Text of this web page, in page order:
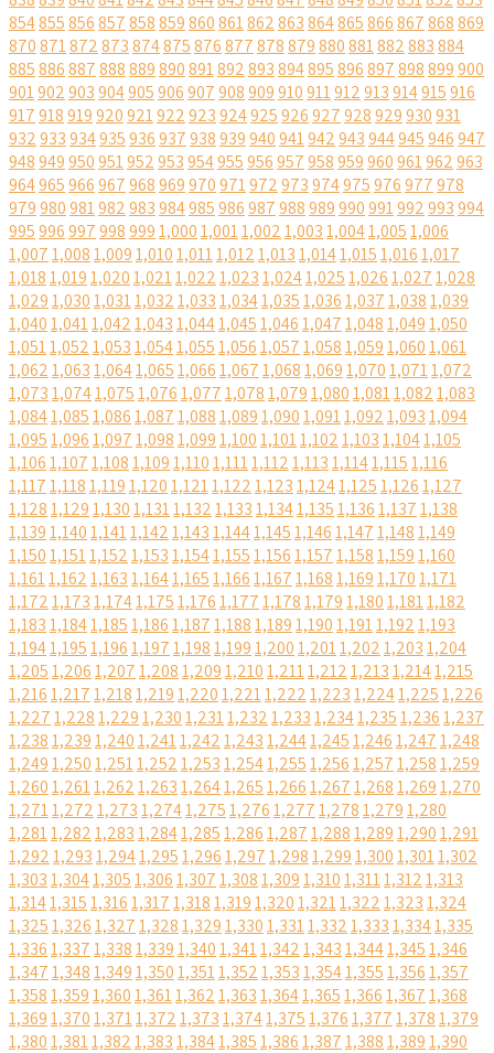
854855856857858859860861862863864865866867868869
870871872873874875876877878879880881882883884
885886887888889890891892893894895896897898899900
901902903904905906907908909910911912913914915916
917918919920921922923924925926927928929930931
932933934935936937938939940941942943944945946947
948949950951952953954955956957958959960961962963
964965966967968969970971972973974975976977978
979980981982983984985986987988989990991992993994
9959969979989991,0001,0011,0021,0031,0041,0051,006
1,0071,0081,0091,0101,0111,0121,0131,0141,0151,0161,017
1,0181,0191,0201,0211,0221,0231,0241,0251,0261,0271,028
1,0291,0301,0311,0321,0331,0341,0351,0361,0371,0381,039
1,0401,0411,0421,0431,0441,0451,0461,0471,0481,0491,050
1,0511,0521,0531,0541,0551,0561,0571,0581,0591,0601,061
1,0621,0631,0641,0651,0661,0671,0681,0691,0701,0711,072
1,0731,0741,0751,0761,0771,0781,0791,0801,0811,0821,083
1,0841,0851,0861,0871,0881,0891,0901,0911,0921,0931,094
1,0951,0961,0971,0981,0991,1001,1011,1021,1031,1041,105
1,1061,1071,1081,1091,1101,1111,1121,1131,1141,1151,116
1,1171,1181,1191,1201,1211,1221,1231,1241,1251,1261,127
1,1281,1291,1301,1311,1321,1331,1341,1351,1361,1371,138
1,1391,1401,1411,1421,1431,1441,1451,1461,1471,1481,149
1,1501,1511,1521,1531,1541,1551,1561,1571,1581,1591,160
1,1611,1621,1631,1641,1651,1661,1671,1681,1691,1701,171
1,1721,1731,1741,1751,1761,1771,1781,1791,1801,1811,182
1,1831,1841,1851,1861,1871,1881,1891,1901,1911,1921,193
1,1941,1951,1961,1971,1981,1991,2001,2011,2021,2031,204
1,2051,2061,2071,2081,2091,2101,2111,2121,2131,2141,215
1,2161,2171,2181,2191,2201,2211,2221,2231,2241,2251,226
1,2271,2281,2291,2301,2311,2321,2331,2341,2351,2361,237
1,2381,2391,2401,2411,2421,2431,2441,2451,2461,2471,248
1,2491,2501,2511,2521,2531,2541,2551,2561,2571,2581,259
1,2601,2611,2621,2631,2641,2651,2661,2671,2681,2691,270
1,2711,2721,2731,2741,2751,2761,2771,2781,2791,280
1,2811,2821,2831,2841,2851,2861,2871,2881,2891,2901,291
1,2921,2931,2941,2951,2961,2971,2981,2991,3001,3011,302
1,3031,3041,3051,3061,3071,3081,3091,3101,3111,3121,313
1,3141,3151,3161,3171,3181,3191,3201,3211,3221,3231,324
1,3251,3261,3271,3281,3291,3301,3311,3321,3331,3341,335
1,3361,3371,3381,3391,3401,3411,3421,3431,3441,3451,346
1,3471,3481,3491,3501,3511,3521,3531,3541,3551,3561,357
1,3581,3591,3601,3611,3621,3631,3641,3651,3661,3671,368
1,3691,3701,3711,3721,3731,3741,3751,3761,3771,3781,379
1,3801,3811,3821,3831,3841,3851,3861,3871,3881,3891,390